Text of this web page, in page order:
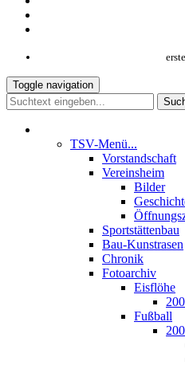
Toggle navigation
TSV-Menü...
Vorstandschaft
Vereinsheim
Bilder
Sportstättenbau
Bau-Kunstrasen
Chronik
Fotoarchiv
Eisflöhe
Fußball